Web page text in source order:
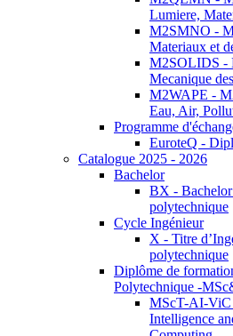
Lumiere,
M2SMNO -
Materiaux et
M2SOLIDS -
Mecanique
M2WAPE -
Eau, Air,
Programme
EuroteQ -
Catalogue 2025 - 2026
Bachelor
BX -
polytechnique
Cycle Ingénieur
X - Titre
polytechnique
Diplôme de
Polytechnique -
MScT-AI-
Intelligence